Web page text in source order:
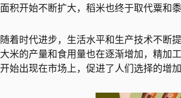
面积开始不断扩大，稻米也终于取代粟和
随着时代进步，生活水平和生产技术不断
大米的产量和食用量也在逐渐增加，精加
开始出现在市场上，促进了人们选择的增加